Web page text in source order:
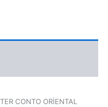
CONTO ORİENTAL